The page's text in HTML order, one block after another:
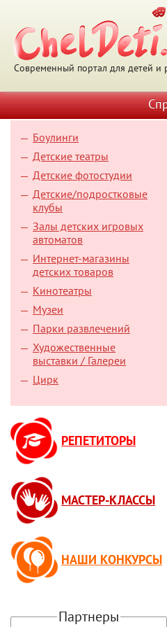
Современный портал для детей и
Боулинги
Детские театры
Детские фотостудии
Детские/подростковые
клубы
Залы детских игровых
автоматов
Интернет-магазины
детских товаров
Кинотеатры
Музеи
Парки развлечений
Художественные
выставки / Галереи
Цирк
РЕПЕТИТОРЫ
МАСТЕР-КЛАССЫ
НАШИ КОНКУРСЫ
Партнеры